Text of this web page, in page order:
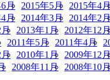
月 2015年5月 2015年4
月 2014年3月 2014年2
月 2013年1月 2012年12
2011年5月 2011年4月
月 2010年1月 2009年12
2008年11月 2008年10